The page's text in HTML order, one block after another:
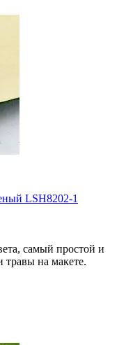
LSH8202-1
самый простой и
травы на макете.